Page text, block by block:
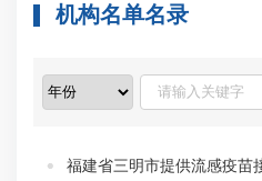
机构名单名录